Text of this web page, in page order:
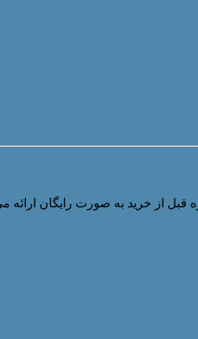
از خرید به صورت رایگان ارائه